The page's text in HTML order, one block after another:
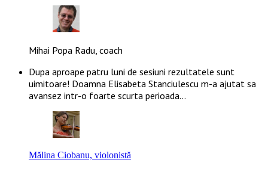
Mihai Popa Radu, coach
Dupa aproape patru luni de sesiuni rezultatele sunt
uimitoare! Doamna Elisabeta Stanciulescu m-a ajutat sa
avansez intr-o foarte scurta perioada…
Mălina Ciobanu, violonistă